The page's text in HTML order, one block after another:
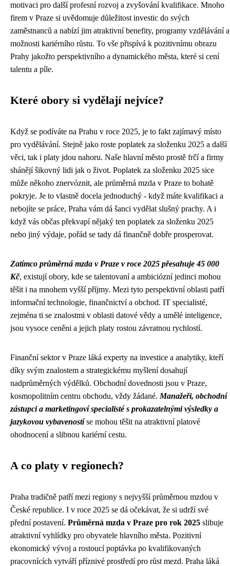
motivaci pro další profesní rozvoj a zvyšování kvalifikace. Mnoho
firem v Praze si uvědomuje důležitost investic do svých
zaměstnanců a nabízí jim atraktivní benefity, programy vzdělávání a
možnosti kariérního růstu. To vše přispívá k pozitivnímu obrazu
Prahy jakožto perspektivního a dynamického města, které si cení
talentu a píle.
Které obory si vydělají nejvíce?
Když se podíváte na Prahu v roce 2025, je to fakt zajímavý místo
pro vydělávání. Stejně jako roste poplatek za složenku 2025 a další
věci, tak i platy jdou nahoru. Naše hlavní město prostě frčí a firmy
shánějí šikovný lidi jak o život. Poplatek za složenku 2025 sice
může někoho znervóznit, ale průměrná mzda v Praze to bohatě
pokryje. Je to vlastně docela jednoduchý - když máte kvalifikaci a
nebojíte se práce, Praha vám dá šanci vydělat slušný prachy. A i
když vás občas překvapí nějaký ten poplatek za složenku 2025
nebo jiný výdaje, pořád se tady dá finančně dobře prosperovat.
Zatímco průměrná mzda v Praze v roce 2025 přesahuje 45 000
Kč, existují obory, kde se talentovaní a ambiciózní jedinci mohou
těšit i na mnohem vyšší příjmy. Mezi tyto perspektivní oblasti patří
informační technologie, finančnictví a obchod. IT specialisté,
zejména ti se znalostmi v oblasti datové vědy a umělé inteligence,
jsou vysoce ceněni a jejich platy rostou závratnou rychlostí.
Finanční sektor v Praze láká experty na investice a analytiky, kteří
díky svým znalostem a strategickému myšlení dosahují
nadprůměrných výdělků. Obchodní dovednosti jsou v Praze,
kosmopolitním centru obchodu, vždy žádané. Manažeři, obchodní
zástupci a marketingoví specialisté s prokazatelnými výsledky a
jazykovou vybavenostíse mohou těšit na atraktivní platové
ohodnocení a slibnou kariérní cestu.
A co platy v regionech?
Praha tradičně patří mezi regiony s nejvyšší průměrnou mzdou v
České republice. I v roce 2025 se dá očekávat, že si udrží své
přední postavení. Průměrná mzda v Praze pro rok 2025 slibuje
atraktivní vyhlídky pro obyvatele hlavního města. Pozitivní
ekonomický vývoj a rostoucí poptávka po kvalifikovaných
pracovnících vytváří příznivé prostředí pro růst mezd. Praha láká